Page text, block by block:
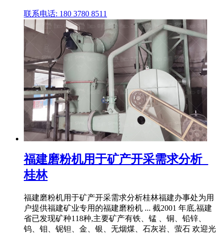
联系电话: 180 3780 8511
福建磨粉机用于矿产开采需求分析_
桂林
福建磨粉机用于矿产开采需求分析桂林福建办事处为用
户提供福建矿业专用的福建磨粉机 ... 截2001 年底,福建
省已发现矿种118种,主要矿产有铁、锰 、铜、铅锌、
钨、钼、铌钽、金、银、无烟煤、石灰岩、萤石 欢迎光